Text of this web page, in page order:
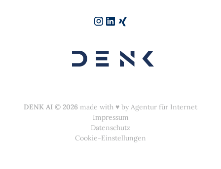
DENK AI © 2026 made with ♥︎ by Agentur für Internet
Impressum
Datenschutz
Cookie-Einstellungen